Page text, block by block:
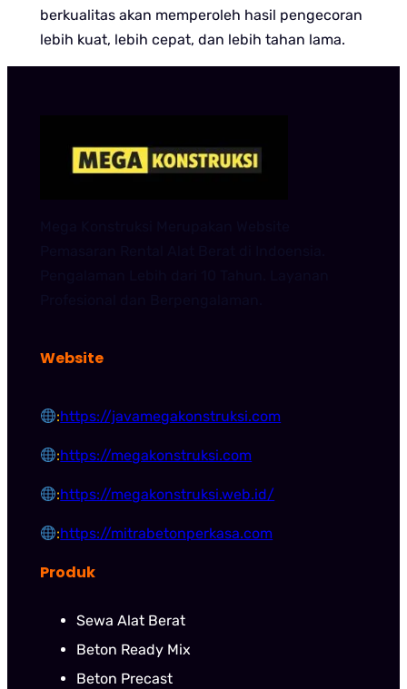
berkualitas akan memperoleh hasil pengecoran
lebih kuat, lebih cepat, dan lebih tahan lama.
Website
:https://javamegakonstruksi.com
:https://megakonstruksi.com
:https://megakonstruksi.web.id/
:https://mitrabetonperkasa.com
Produk
Sewa Alat Berat
Beton Ready Mix
Beton Precast